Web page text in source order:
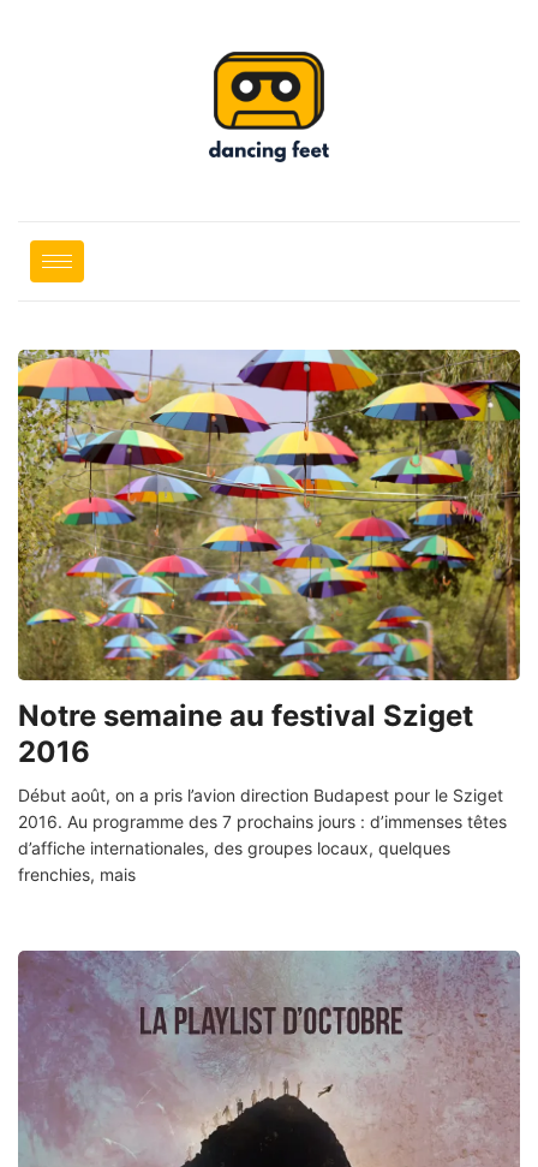
Notre semaine au festival Sziget
2016
Début août, on a pris l’avion direction Budapest pour le Sziget
2016. Au programme des 7 prochains jours : d’immenses têtes
d’affiche internationales, des groupes locaux, quelques
frenchies, mais